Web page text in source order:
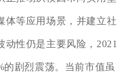
体等应用场景，并建立社
动性仍是主要风险，2021
剧烈震荡。当前市值虽